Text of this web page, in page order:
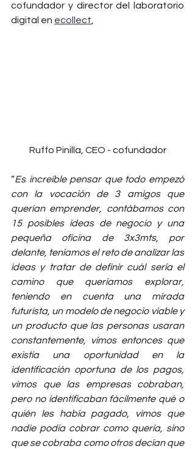
cofundador y director del laboratorio
digital en ecollect
Ruffo Pinilla, CEO - cofundador
“Es increíble pensar que todo empezó
con la vocación de 3 amigos que
querían emprender, contábamos con
15 posibles ideas de negocio y una
pequeña oficina de 3x3mts, por
delante, teníamos el reto de analizar las
ideas y tratar de definir cuál sería el
camino que queríamos explorar,
teniendo en cuenta una mirada
futurista, un modelo de negocio viable y
un producto que las personas usaran
constantemente, vimos entonces que
existía una oportunidad en la
identificación oportuna de los pagos,
vimos que las empresas cobraban,
pero no identificaban fácilmente qué o
quién les había pagado, vimos que
nadie podía cobrar como quería, sino
que se cobraba como otros decían que